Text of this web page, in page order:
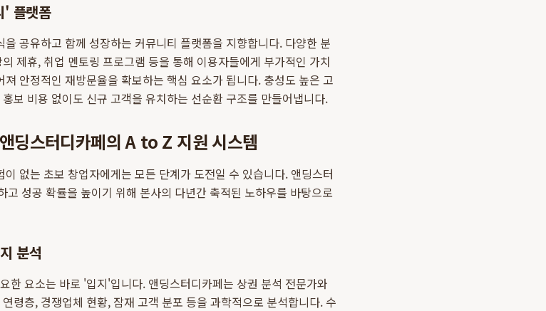
' 플랫폼
공유하고 함께 성장하는 커뮤니티 플랫폼을 지향합니다. 다양한 분
제휴, 취업 멘토링 프로그램 등을 통해 이용자들에게 부가적인 가치
안정적인 재방문율을 확보하는 핵심 요소가 됩니다. 충성도 높은 고
보 비용 없이도 신규 고객을 유치하는 선순환 구조를 만들어냅니다.
딩스터디카페의 A to Z 지원 시스템
없는 초보 창업자에게는 모든 단계가 도전일 수 있습니다. 앤딩스터
성공 확률을 높이기 위해 본사의 다년간 축적된 노하우를 바탕으로
분석
한 요소는 바로 '입지'입니다. 앤딩스터디카페는 상권 분석 전문가와
령층, 경쟁업체 현황, 잠재 고객 분포 등을 과학적으로 분석합니다. 수